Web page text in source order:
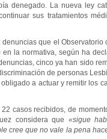
denegado. La nueva ley
sus tratamientos
que el Observatorio
la normativa, según ha
cinco ya han sido
de personas
a actuar y remitir los
casos recibidos, de
considera que «sigue
cree que no vale la pena